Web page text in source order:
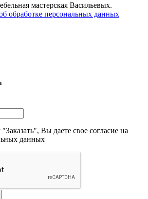
мастерская Васильевых.
обработке персональных данных
Вы даете свое согласие на
данных